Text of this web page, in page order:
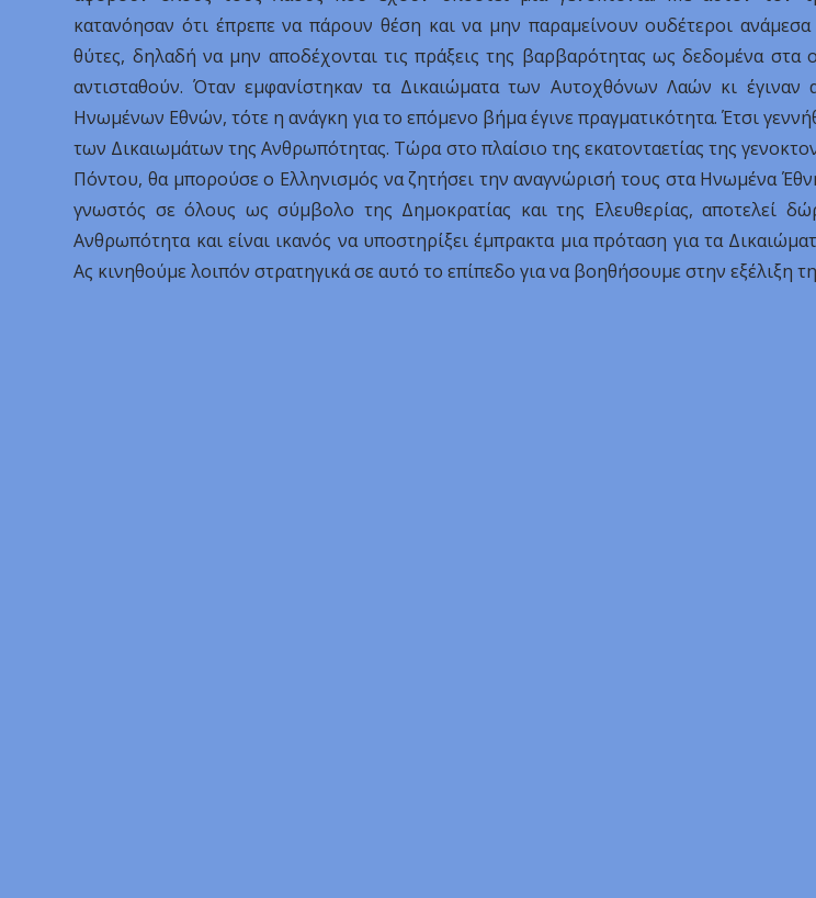
κατανόησαν ότι έπρεπε να πάρουν θέση και να μην παραμείνουν ουδέτεροι
θύτες, δηλαδή να μην αποδέχονται τις πράξεις της βαρβαρότητας ως δεδομένα στα
αντισταθούν. Όταν εμφανίστηκαν τα Δικαιώματα των Αυτοχθόνων Λαών κι έγιναν
Ηνωμένων Εθνών, τότε η ανάγκη για το επόμενο βήμα έγινε πραγματικότητα. Έτσι
των Δικαιωμάτων της Ανθρωπότητας. Τώρα στο πλαίσιο της εκατονταετίας της
Πόντου, θα μπορούσε ο Ελληνισμός να ζητήσει την αναγνώρισή τους στα Ηνωμένα
γνωστός σε όλους ως σύμβολο της Δημοκρατίας και της Ελευθερίας, αποτελεί
Ανθρωπότητα και είναι ικανός να υποστηρίξει έμπρακτα μια πρόταση για τα
Ας κινηθούμε λοιπόν στρατηγικά σε αυτό το επίπεδο για να βοηθήσουμε στην εξέλιξη